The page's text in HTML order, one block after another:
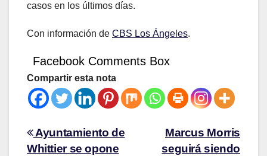
casos en los últimos días.
Con información de CBS Los Ángeles.
Facebook Comments Box
Compartir esta nota
Marcus Morris
seguirá siendo
Ayuntamiento de
Whittier se opone